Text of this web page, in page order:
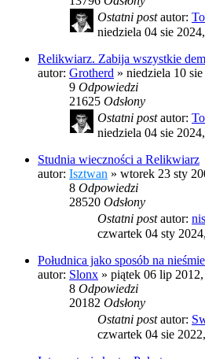
Ostatni postautor:
niedziela 04 sie
Relikwiarz. Zabija wszystkie
autor: Grotherd » niedziela 10
9 Odpowiedzi
21625 Odsłony
Ostatni postautor:
niedziela 04 sie
Studnia wieczności a Relikwiarz
autor: Isztwan » wtorek 23 sty
8 Odpowiedzi
28520 Odsłony
Ostatni postautor:
czwartek 04 sty
Południca jako sposób na
autor: Slonx » piątek 06 lip
8 Odpowiedzi
20182 Odsłony
Ostatni postautor:
czwartek 04 sie